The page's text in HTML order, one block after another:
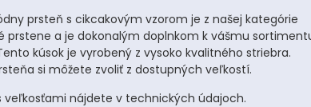
prsteň s cikcakovým vzorom je z našej kategórie
prstene a je dokonalým doplnkom k vášmu
kúsok je vyrobený z vysoko kvalitného striebra.
si môžete zvoliť z dostupných veľkostí.
veľkosťami nájdete v technických údajoch.